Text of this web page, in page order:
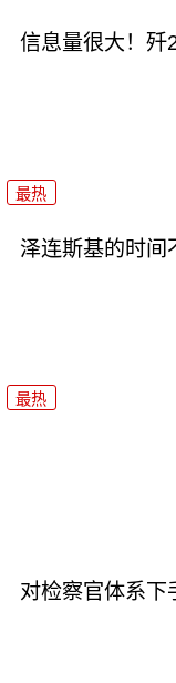
信息量很大！歼
最热
泽连斯基的时间
最热
对检察官体系下